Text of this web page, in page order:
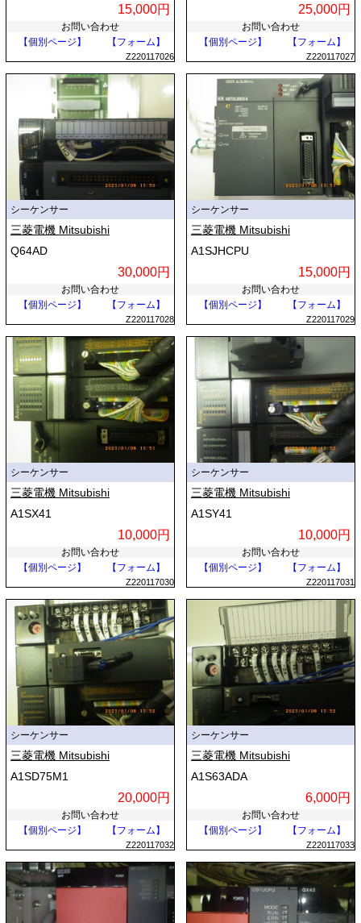
15,000円
お問い合わせ
【個別ページ】
【フォーム】
Z220117026
25,000円
お問い合わせ
【個別ページ】
【フォーム】
Z220117027
シーケンサー
三菱電機 Mitsubishi
Q64AD
30,000円
お問い合わせ
【個別ページ】
【フォーム】
Z220117028
シーケンサー
三菱電機 Mitsubishi
A1SJHCPU
15,000円
お問い合わせ
【個別ページ】
【フォーム】
Z220117029
シーケンサー
三菱電機 Mitsubishi
A1SX41
10,000円
お問い合わせ
【個別ページ】
【フォーム】
Z220117030
シーケンサー
三菱電機 Mitsubishi
A1SY41
10,000円
お問い合わせ
【個別ページ】
【フォーム】
Z220117031
シーケンサー
三菱電機 Mitsubishi
A1SD75M1
20,000円
お問い合わせ
【個別ページ】
【フォーム】
Z220117032
シーケンサー
三菱電機 Mitsubishi
A1S63ADA
6,000円
お問い合わせ
【個別ページ】
【フォーム】
Z220117033